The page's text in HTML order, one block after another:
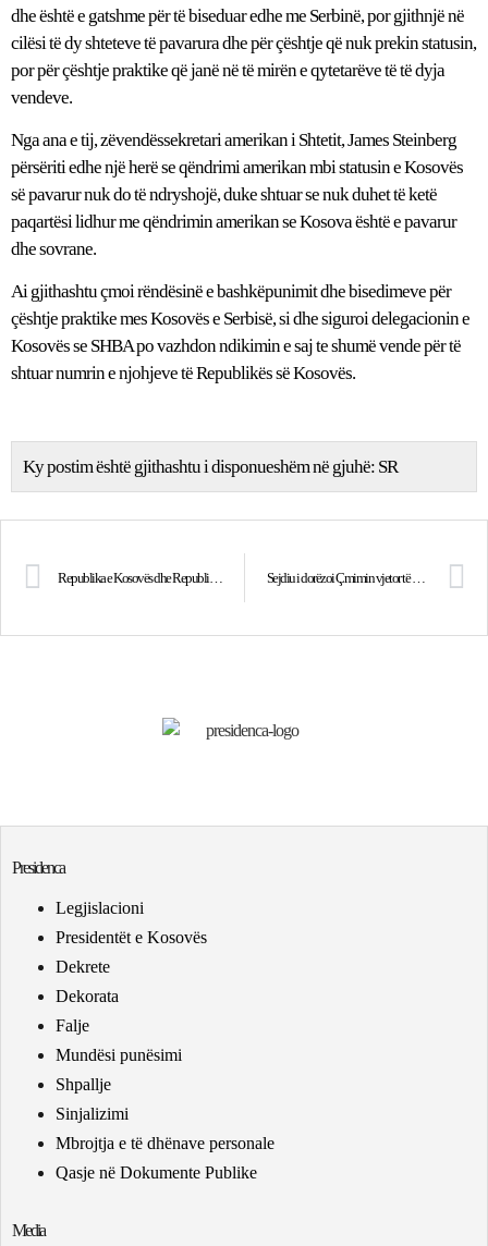
dhe është e gatshme për të biseduar edhe me Serbinë, por gjithnjë në
cilësi të dy shteteve të pavarura dhe për çështje që nuk prekin statusin,
por për çështje praktike që janë në të mirën e qytetarëve të të dyja
vendeve.
Nga ana e tij, zëvendëssekretari amerikan i Shtetit, James Steinberg
përsëriti edhe një herë se qëndrimi amerikan mbi statusin e Kosovës
së pavarur nuk do të ndryshojë, duke shtuar se nuk duhet të ketë
paqartësi lidhur me qëndrimin amerikan se Kosova është e pavarur
dhe sovrane.
Ai gjithashtu çmoi rëndësinë e bashkëpunimit dhe bisedimeve për
çështje praktike mes Kosovës e Serbisë, si dhe siguroi delegacionin e
Kosovës se SHBA po vazhdon ndikimin e saj te shumë vende për të
shtuar numrin e njohjeve të Republikës së Kosovës.
Ky postim është gjithashtu i disponueshëm në gjuhë: SR
Republika e Kosovës dhe Republika e Vanuatus nënshkruan marrëveshjen për vendosjen e marrëdhënieve diplomatike Sejdiu i dorëzoi Çmimin vjetor të KKSHA ish-zëvendëssekretarit amerikan të Shtetit, Nikollas Bërns
Presidenca
Legjislacioni
Presidentët e Kosovës
Dekrete
Dekorata
Falje
Mundësi punësimi
Shpallje
Sinjalizimi
Mbrojtja e të dhënave personale
Qasje në Dokumente Publike
Media